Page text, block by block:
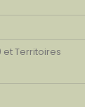
et Territoires